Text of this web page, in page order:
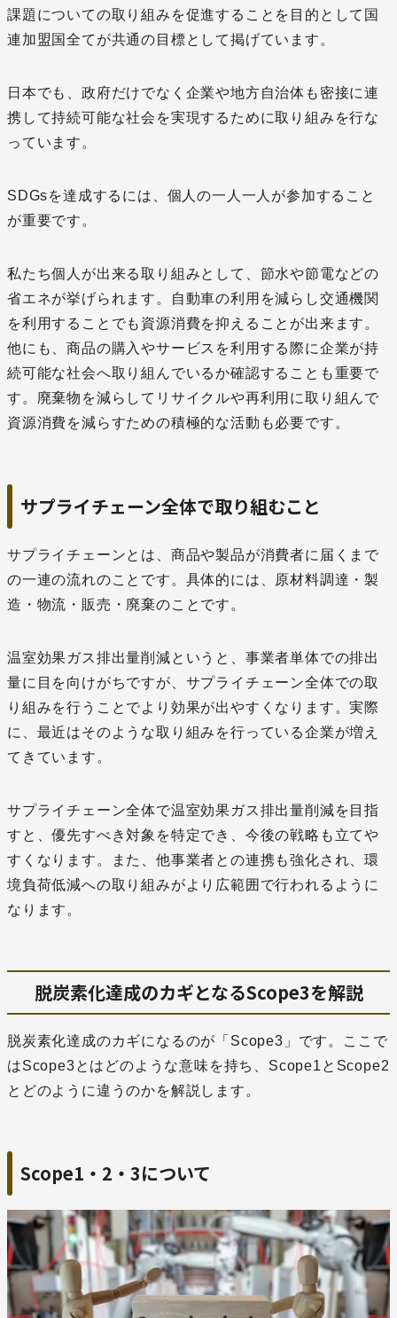
課題についての取り組みを促進することを目的として国
連加盟国全てが共通の目標として掲げています。
日本でも、政府だけでなく企業や地方自治体も密接に連
携して持続可能な社会を実現するために取り組みを行な
っています。
SDGsを達成するには、個人の一人一人が参加すること
が重要です。
私たち個人が出来る取り組みとして、節水や節電などの
省エネが挙げられます。自動車の利用を減らし交通機関
を利用することでも資源消費を抑えることが出来ます。
他にも、商品の購入やサービスを利用する際に企業が持
続可能な社会へ取り組んでいるか確認することも重要で
す。廃棄物を減らしてリサイクルや再利用に取り組んで
資源消費を減らすための積極的な活動も必要です。
サプライチェーン全体で取り組むこと
サプライチェーンとは、商品や製品が消費者に届くまで
の一連の流れのことです。具体的には、原材料調達・製
造・物流・販売・廃棄のことです。
温室効果ガス排出量削減というと、事業者単体での排出
量に目を向けがちですが、サプライチェーン全体での取
り組みを行うことでより効果が出やすくなります。実際
に、最近はそのような取り組みを行っている企業が増え
てきています。
サプライチェーン全体で温室効果ガス排出量削減を目指
すと、優先すべき対象を特定でき、今後の戦略も立てや
すくなります。また、他事業者との連携も強化され、環
境負荷低減への取り組みがより広範囲で行われるように
なります。
脱炭素化達成のカギとなるScope3を解説
脱炭素化達成のカギになるのが「Scope3」です。ここで
はScope3とはどのような意味を持ち、Scope1とScope2
とどのように違うのかを解説します。
Scope1・2・3について